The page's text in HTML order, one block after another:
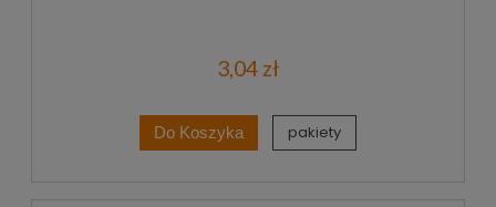
3,04 zł
Do Koszyka pakiety